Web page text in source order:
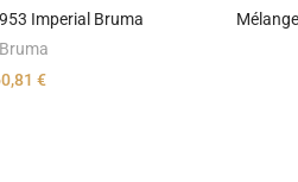
Imperial Bruma
€